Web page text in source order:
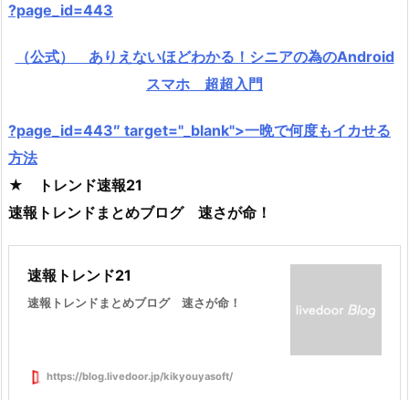
?page_id=443
（公式） ありえないほどわかる！シニアの為のAndroid
スマホ 超超入門
?page_id=443″ target="_blank">一晩で何度もイカせる
方法
★ トレンド速報21
速報トレンドまとめブログ 速さが命！
速報トレンド21
速報トレンドまとめブログ 速さが命！
https://blog.livedoor.jp/kikyouyasoft/